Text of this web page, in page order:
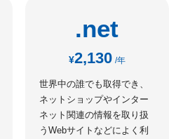
.net
¥2,130 /年
世界中の誰でも取得でき、
ネットショップやインター
ネット関連の情報を取り扱
うWebサイトなどによく利